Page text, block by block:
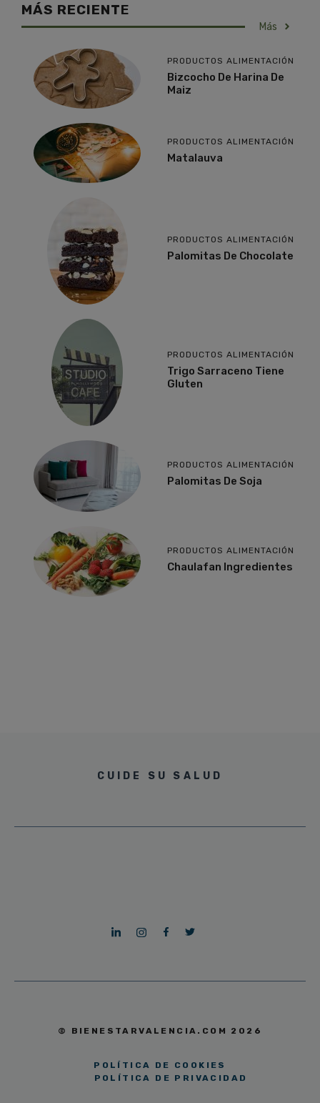
MÁS RECIENTE
Más
PRODUCTOS ALIMENTACIÓN
Bizcocho De Harina De
Maiz
PRODUCTOS ALIMENTACIÓN
Matalauva
PRODUCTOS ALIMENTACIÓN
Palomitas De Chocolate
PRODUCTOS ALIMENTACIÓN
Trigo Sarraceno Tiene
Gluten
PRODUCTOS ALIMENTACIÓN
Palomitas De Soja
PRODUCTOS ALIMENTACIÓN
Chaulafan Ingredientes
CUIDE SU SALUD
© BIENESTARVALENCIA.COM 2026
POLÍTICA DE COOKIES
POLÍTICA DE PRIVACIDAD